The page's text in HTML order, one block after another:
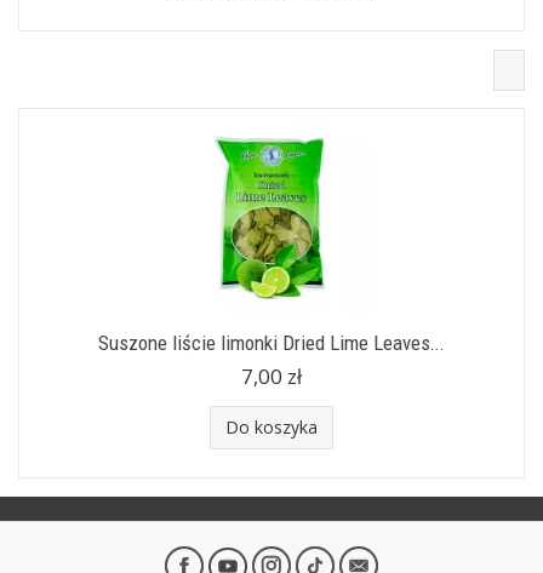
Suszone liście limonki Dried Lime Leaves...
7,00 zł
Do koszyka